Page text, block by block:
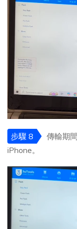
步驟 8
傳輸期
iPhone。